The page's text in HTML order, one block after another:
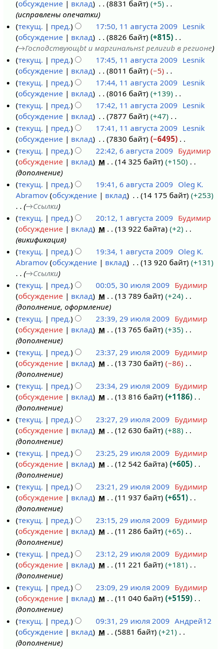
и
в
к
и
р
а
в
к
и
а
н
и
я
п
р
а
в
к
и
я
0
г
т
2
0
е
т
о
п
и
с
а
н
и
я
п
р
а
в
к
и
обсуждение вклад 8831 байт
+5
исправлены опечатки
а
г
с
а
0
текущ. пред. 17:50, 11 августа 2009 Lesnik
обсуждение
вклад 8826 байт
+815
→Господствующbt и маргинальнst религиb в регионе
текущ.
пред. 17:45, 11 августа 2009 Lesnik
обсуждение
вклад 8011 байт
−5
Н
е
т
о
п
и
с
а
н
и
я
п
р
а
в
к
и
текущ. пред. 17:44, 11 августа 2009 Lesnik
обсуждение
вклад 8016 байт
+139
Н
е
т
о
п
и
с
а
н
п
р
а
в
к
и
текущ. пред. 17:42, 11 августа 2009 Lesnik
обсуждение
вклад 7877 байт
+47
Н
е
т
о
п
и
с
н
и
я
п
р
а
в
к
и
текущ. пред. 17:41, 11 августа 2009 Lesnik
обсуждение
вклад 7830 байт
−6495
Н
е
т
о
п
с
а
н
и
я
а
в
к
и
в
с
2
9
текущ. пред. 22:42, 6 августа 2009 Будимир
обсуждение
вклад м 14 325 байт
+150
дополнение
текущ.
пред. 19:41, 6 августа 2009 Oleg K.
Abramov обсуждение вклад 14 175 байт
+253
→Ссылки
в
с
2
9
текущ. пред. 20:12, 1 августа 2009 Будимир
обсуждение
вклад м 13 922 байта
+2
викификация
текущ.
пред. 19:34, 1 августа 2009 Oleg K.
Abramov обсуждение вклад 13 920 байт
+131
→Ссылки
и
я
0
текущ. пред. 00:05, 30 июля 2009 Будимир
обсуждение
вклад м 13 789 байт
+24
дополнение, оформление
и
я
0
текущ. пред. 23:39, 29 июля 2009 Будимир
обсуждение
вклад м 13 765 байт
+35
дополнение
текущ.
пред. 23:37, 29 июля 2009 Будимир
обсуждение
вклад м 13 730 байт
−86
дополнение
текущ.
пред. 23:34, 29 июля 2009 Будимир
обсуждение
вклад м 13 816 байт
+1186
дополнение
текущ.
пред. 23:27, 29 июля 2009 Будимир
обсуждение
вклад м 12 630 байт
+88
дополнение
текущ.
пред. 23:25, 29 июля 2009 Будимир
обсуждение
вклад м 12 542 байта
+605
дополнение
текущ.
пред. 23:21, 29 июля 2009 Будимир
обсуждение
вклад м 11 937 байт
+651
дополнение
текущ.
пред. 23:15, 29 июля 2009 Будимир
обсуждение
вклад м 11 286 байт
+65
дополнение
текущ.
пред. 23:12, 29 июля 2009 Будимир
обсуждение
вклад м 11 221 байт
+181
дополнение
текущ.
пред. 23:09, 29 июля 2009 Будимир
обсуждение
вклад м 11 040 байт
+5159
дополнение
текущ.
пред. 09:31, 29 июля 2009 Андрей12
обсуждение
вклад м 5881 байт
+21
дополнение